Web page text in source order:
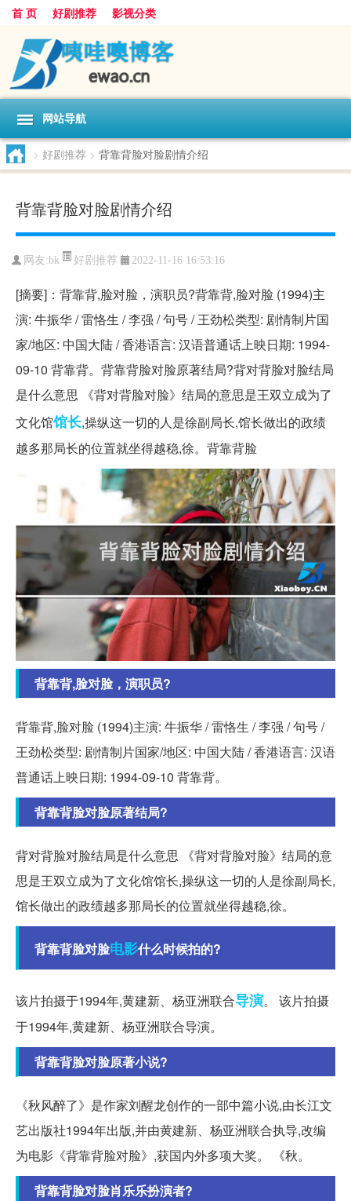
首 页 好剧推荐 影视分类
网站导航
> 好剧推荐 > 背靠背脸对脸剧情介绍
背靠背脸对脸剧情介绍
网友:bk 好剧推荐 2022-11-16 16:53:16
[摘要]：背靠背,脸对脸，演职员?背靠背,脸对脸 (1994)主
演: 牛振华 / 雷恪生 / 李强 / 句号 / 王劲松类型: 剧情制片国
家/地区: 中国大陆 / 香港语言: 汉语普通话上映日期: 1994-
09-10 背靠背。背靠背脸对脸原著结局?背对背脸对脸结局
是什么意思 《背对背脸对脸》结局的意思是王双立成为了
文化馆馆长,操纵这一切的人是徐副局长,馆长做出的政绩
越多那局长的位置就坐得越稳,徐。背靠背脸
背靠背,脸对脸，演职员?
背靠背,脸对脸 (1994)主演: 牛振华 / 雷恪生 / 李强 / 句号 /
王劲松类型: 剧情制片国家/地区: 中国大陆 / 香港语言: 汉语
普通话上映日期: 1994-09-10 背靠背。
背靠背脸对脸原著结局?
背对背脸对脸结局是什么意思 《背对背脸对脸》结局的意
思是王双立成为了文化馆馆长,操纵这一切的人是徐副局长,
馆长做出的政绩越多那局长的位置就坐得越稳,徐。
背靠背脸对脸电影什么时候拍的?
该片拍摄于1994年,黄建新、杨亚洲联合导演。 该片拍摄
于1994年,黄建新、杨亚洲联合导演。
背靠背脸对脸原著小说?
《秋风醉了》是作家刘醒龙创作的一部中篇小说,由长江文
艺出版社1994年出版,并由黄建新、杨亚洲联合执导,改编
为电影《背靠背脸对脸》,获国内外多项大奖。 《秋。
背靠背脸对脸肖乐乐扮演者?